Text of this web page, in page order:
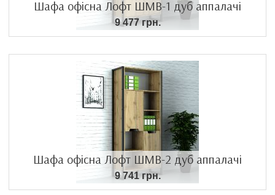
Шафа офісна Лофт ШМВ-1 дуб аппалачі
9 477 грн.
Шафа офісна Лофт ШМВ-2 дуб аппалачі
9 741 грн.